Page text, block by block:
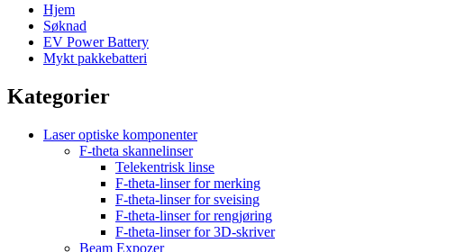
Hjem
Søknad
EV Power Battery
Mykt pakkebatteri
Kategorier
Laser optiske komponenter
F-theta skannelinser
Telekentrisk linse
F-theta-linser for merking
F-theta-linser for sveising
F-theta-linser for rengjøring
F-theta-linser for 3D-skriver
Beam Expozer